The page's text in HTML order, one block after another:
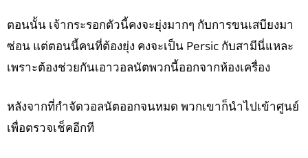
ตอนนั้น เจ้ากระรอกตัวนี้คงจะยุ่งมากๆ กับการขนเสบียงมา
ซ่อน แต่ตอนนี้คนที่ต้องยุ่ง คงจะเป็น Persic กับสามีนี่แหละ
เพราะต้องช่วยกันเอาวอลนัตพวกนี้ออกจากห้องเครื่อง
หลังจากที่กำจัดวอลนัตออกจนหมด พวกเขาก็นำไปเข้าศูนย์
เพื่อตรวจเช็คอีกที